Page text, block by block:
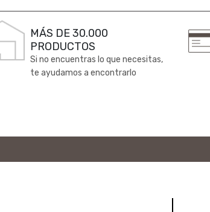
MÁS DE 30.000
PRODUCTOS
Si no encuentras lo que necesitas,
te ayudamos a encontrarlo